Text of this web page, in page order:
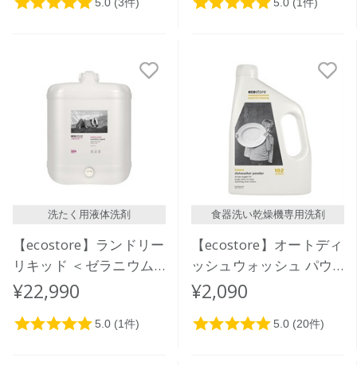
洗たく用液体洗剤
【ecostore】ランドリー
リキッド ＜ゼラニウム
＆オレンジ＞バルク 20L
¥22,990
食器洗い乾燥機専用洗剤
【ecostore】オートディ
ッシュウォッシュ パウ
ダー ＜レモン＞ 2kg
¥2,090